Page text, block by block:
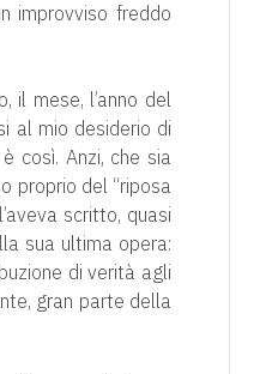
improvviso freddo
il mese, l’anno del
al mio desiderio di
così. Anzi, che sia
proprio del “riposa
scritto, quasi
sua ultima opera:
di verità agli
gran parte della